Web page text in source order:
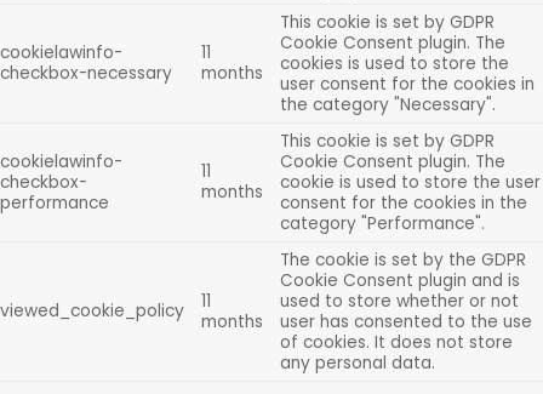
cookielawinfo-
checkbox-necessary
11
months
This cookie is set by GDPR
Cookie Consent plugin. The
cookies is used to store the
user consent for the cookies in
the category "Necessary".
cookielawinfo-
checkbox-
performance
11
months
This cookie is set by GDPR
Cookie Consent plugin. The
cookie is used to store the user
consent for the cookies in the
category "Performance".
viewed_cookie_policy
11
months
The cookie is set by the GDPR
Cookie Consent plugin and is
used to store whether or not
user has consented to the use
of cookies. It does not store
any personal data.